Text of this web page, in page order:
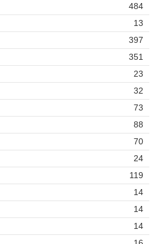
484
13
397
351
23
32
73
88
70
24
119
14
14
14